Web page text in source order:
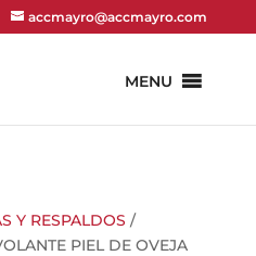
accmayro@accmayro.com
MENU
Y RESPALDOS /
PIEL DE OVEJA